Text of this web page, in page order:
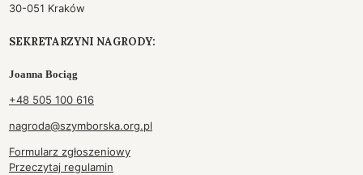
30-051 Kraków
SEKRETARZYNI NAGRODY:
Joanna Bociąg
+48 505 100 616
nagroda@szymborska.org.pl
Formularz zgłoszeniowy
Przeczytaj regulamin